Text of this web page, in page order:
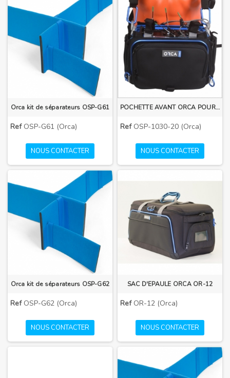
Orca kit de séparateurs OSP-G61
RefOSP-G61 (Orca)
NOUS CONTACTER
POCHETTE AVANT ORCA POUR OR-30 NOIRE OSP-1030-20
RefOSP-1030-20 (Orca)
NOUS CONTACTER
Orca kit de séparateurs OSP-G62
RefOSP-G62 (Orca)
NOUS CONTACTER
SAC D'EPAULE ORCA OR-12
RefOR-12 (Orca)
NOUS CONTACTER